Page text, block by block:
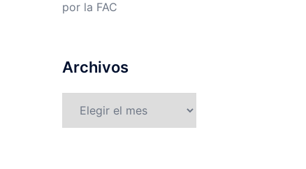
por la FAC
Archivos